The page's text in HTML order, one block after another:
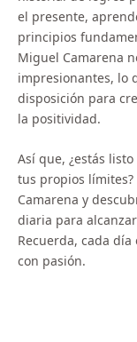
el presente,
principios
Miguel Camarena
impresionantes, lo
disposición para
la positividad.
Así que, ¿estás
tus propios
Camarena y
diaria para
Recuerda, cada
con pasión.